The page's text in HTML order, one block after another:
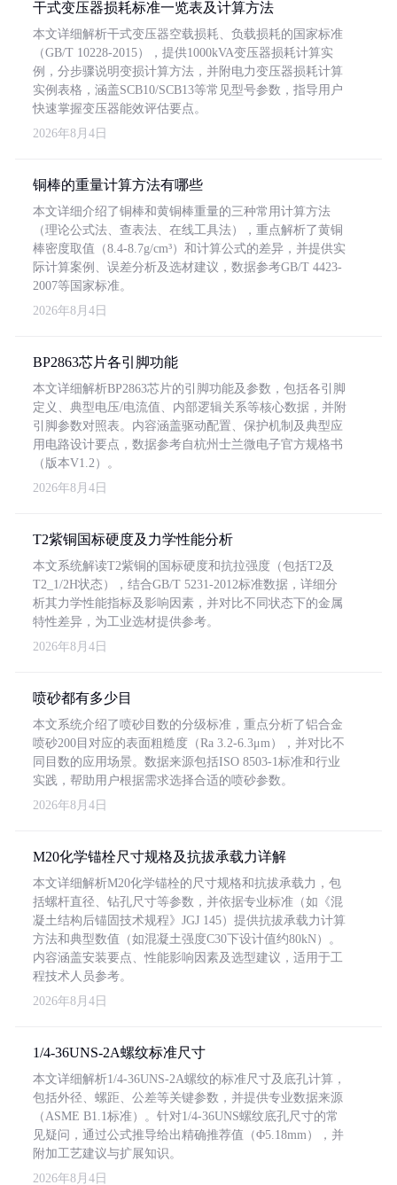
干式变压器损耗标准一览表及计算方法
本文详细解析干式变压器空载损耗、负载损耗的国家标准
（GB/T 10228-2015），提供1000kVA变压器损耗计算实
例，分步骤说明变损计算方法，并附电力变压器损耗计算
实例表格，涵盖SCB10/SCB13等常见型号参数，指导用户
快速掌握变压器能效评估要点。
2026年8月4日
铜棒的重量计算方法有哪些
本文详细介绍了铜棒和黄铜棒重量的三种常用计算方法
（理论公式法、查表法、在线工具法），重点解析了黄铜
棒密度取值（8.4-8.7g/cm³）和计算公式的差异，并提供实
际计算案例、误差分析及选材建议，数据参考GB/T 4423-
2007等国家标准。
2026年8月4日
BP2863芯片各引脚功能
本文详细解析BP2863芯片的引脚功能及参数，包括各引脚
定义、典型电压/电流值、内部逻辑关系等核心数据，并附
引脚参数对照表。内容涵盖驱动配置、保护机制及典型应
用电路设计要点，数据参考自杭州士兰微电子官方规格书
（版本V1.2）。
2026年8月4日
T2紫铜国标硬度及力学性能分析
本文系统解读T2紫铜的国标硬度和抗拉强度（包括T2及
T2_1/2H状态），结合GB/T 5231-2012标准数据，详细分
析其力学性能指标及影响因素，并对比不同状态下的金属
特性差异，为工业选材提供参考。
2026年8月4日
喷砂都有多少目
本文系统介绍了喷砂目数的分级标准，重点分析了铝合金
喷砂200目对应的表面粗糙度（Ra 3.2-6.3μm），并对比不
同目数的应用场景。数据来源包括ISO 8503-1标准和行业
实践，帮助用户根据需求选择合适的喷砂参数。
2026年8月4日
M20化学锚栓尺寸规格及抗拔承载力详解
本文详细解析M20化学锚栓的尺寸规格和抗拔承载力，包
括螺杆直径、钻孔尺寸等参数，并依据专业标准（如《混
凝土结构后锚固技术规程》JGJ 145）提供抗拔承载力计算
方法和典型数值（如混凝土强度C30下设计值约80kN）。
内容涵盖安装要点、性能影响因素及选型建议，适用于工
程技术人员参考。
2026年8月4日
1/4-36UNS-2A螺纹标准尺寸
本文详细解析1/4-36UNS-2A螺纹的标准尺寸及底孔计算，
包括外径、螺距、公差等关键参数，并提供专业数据来源
（ASME B1.1标准）。针对1/4-36UNS螺纹底孔尺寸的常
见疑问，通过公式推导给出精确推荐值（Φ5.18mm），并
附加工艺建议与扩展知识。
2026年8月4日